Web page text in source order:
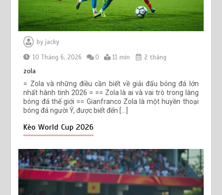
byjacky
10 Tháng 6, 2026
0 11 min 2 tháng
zola
= Zola và những điều cần biết về giải đấu bóng đá lớn
nhất hành tinh 2026 = == Zola là ai và vai trò trong làng
bóng đá thế giới == Gianfranco Zola là một huyền thoại
bóng đá người Ý, được biết đến […]
Kèo World Cup 2026